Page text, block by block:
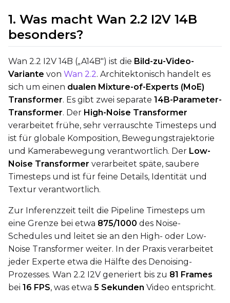
Weight Decay
Timestep Type
Timestep Bias
Balanced
Loss Type
Mean Squared Error
ToggleUse EMA
Use EMA
Text Encoder Optimizations
ToggleUnload TE
Unload TE
Toggle Cache Text
Cache Text
1. Was macht Wan 2.2 I2V 14B
besonders?
Wan 2.2 I2V 14B („A14B") ist die Bild-zu-Video-
Variante von Wan 2.2. Architektonisch handelt es
sich um einen dualen Mixture-of-Experts (MoE)
Transformer. Es gibt zwei separate 14B-Parameter-
Transformer. Der High-Noise Transformer
verarbeitet frühe, sehr verrauschte Timesteps und
ist für globale Komposition, Bewegungstrajektorie
und Kamerabewegung verantwortlich. Der Low-
Noise Transformer verarbeitet späte, saubere
Timesteps und ist für feine Details, Identität und
Textur verantwortlich.
Zur Inferenzzeit teilt die Pipeline Timesteps um
eine Grenze bei etwa 875/1000 des Noise-
Schedules und leitet sie an den High- oder Low-
Noise Transformer weiter. In der Praxis verarbeitet
jeder Experte etwa die Hälfte des Denoising-
Prozesses. Wan 2.2 I2V generiert bis zu 81 Frames
bei 16 FPS, was etwa 5 Sekunden Video entspricht.